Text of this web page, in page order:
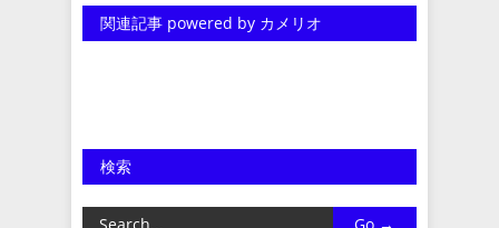
関連記事 powered by カメリオ
検索